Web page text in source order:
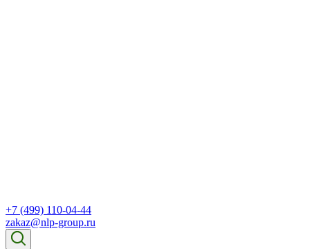
+7 (499) 110-04-44
zakaz@nlp-group.ru